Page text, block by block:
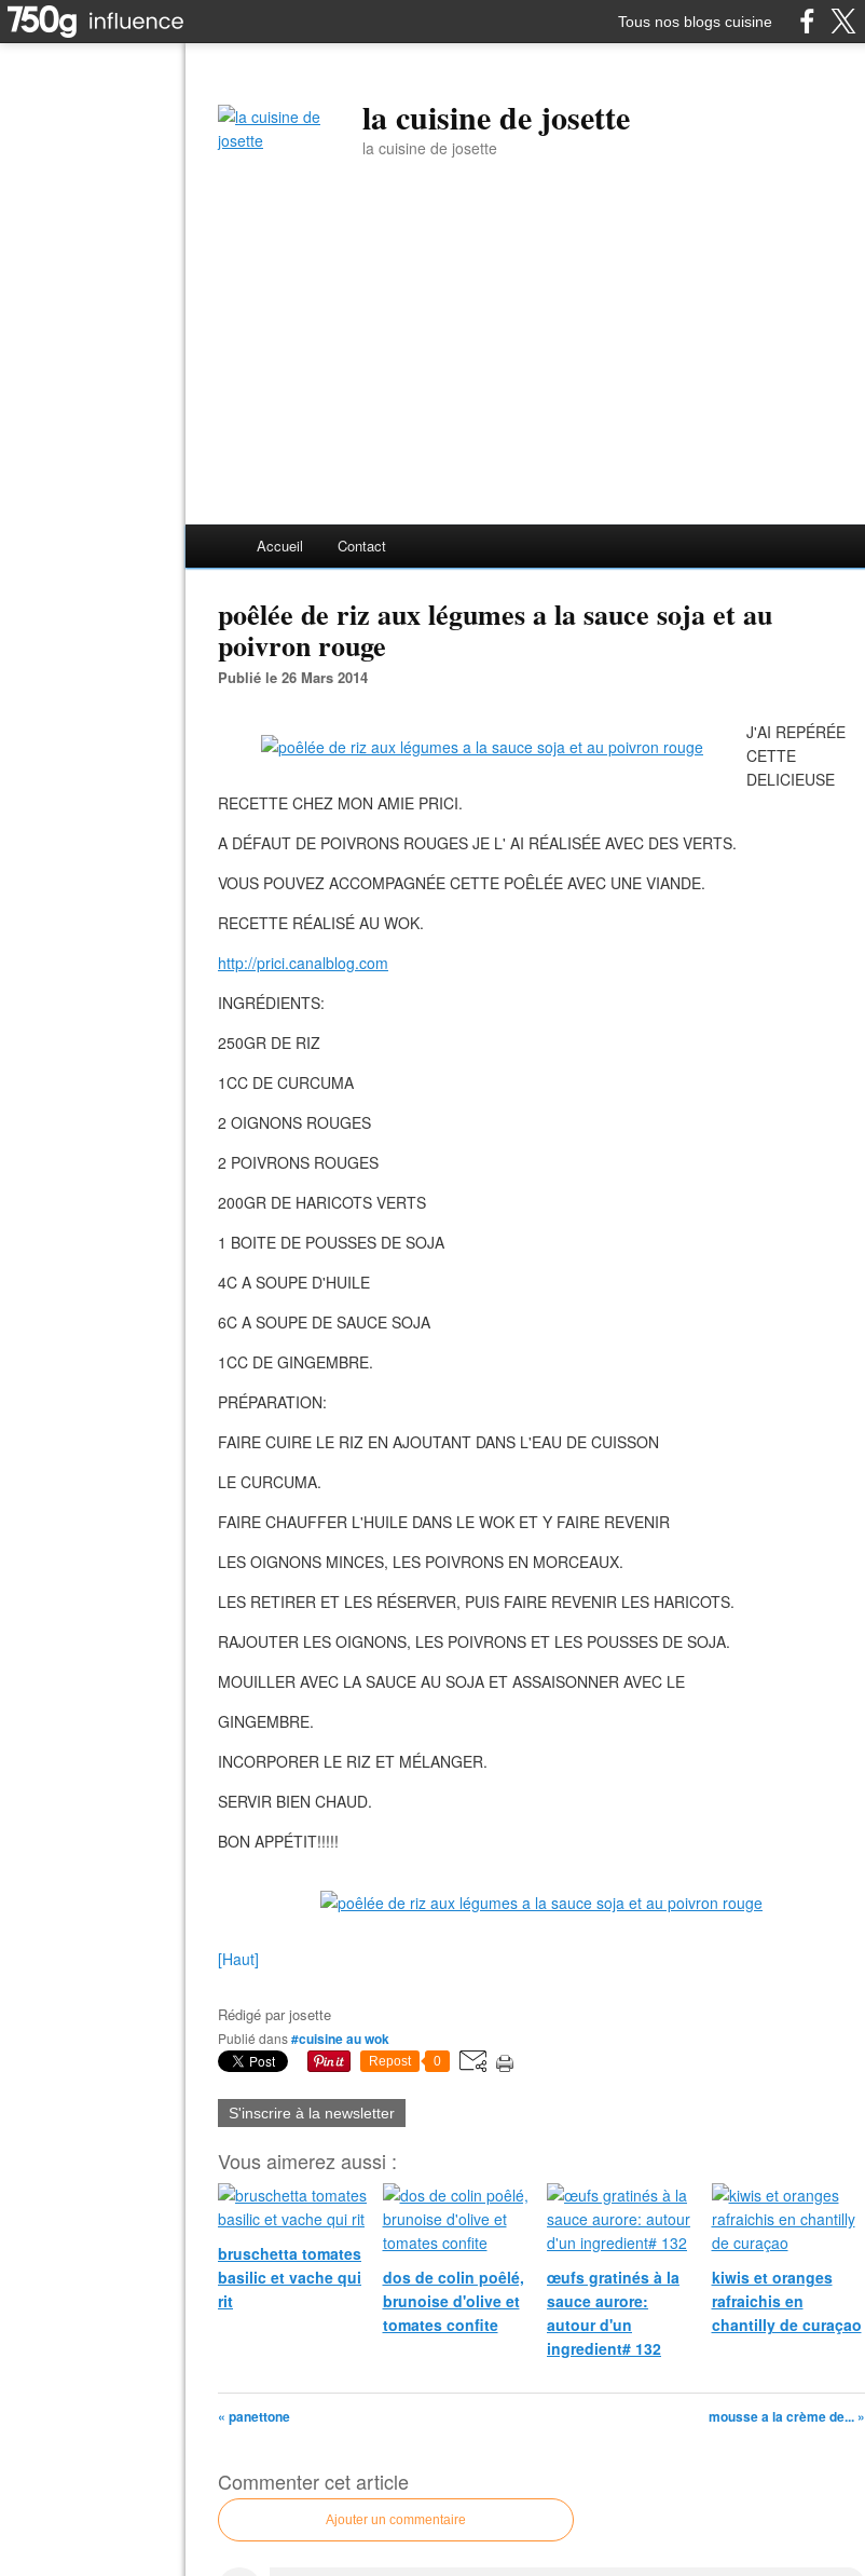
Tous nos blogs cuisine
la cuisine de josette
la cuisine de josette
Accueil Contact
poêlée de riz aux légumes a la sauce soja et au
poivron rouge
Publié le 26 Mars 2014
J'AI REPÉRÉE
CETTE
DELICIEUSE
RECETTE CHEZ MON AMIE PRICI.
A DÉFAUT DE POIVRONS ROUGES JE L' AI RÉALISÉE AVEC DES VERTS.
VOUS POUVEZ ACCOMPAGNÉE CETTE POÊLÉE AVEC UNE VIANDE.
RECETTE RÉALISÉ AU WOK.
http://prici.canalblog.com
INGRÉDIENTS:
250GR DE RIZ
1CC DE CURCUMA
2 OIGNONS ROUGES
2 POIVRONS ROUGES
200GR DE HARICOTS VERTS
1 BOITE DE POUSSES DE SOJA
4C A SOUPE D'HUILE
6C A SOUPE DE SAUCE SOJA
1CC DE GINGEMBRE.
PRÉPARATION:
FAIRE CUIRE LE RIZ EN AJOUTANT DANS L'EAU DE CUISSON
LE CURCUMA.
FAIRE CHAUFFER L'HUILE DANS LE WOK ET Y FAIRE REVENIR
LES OIGNONS MINCES, LES POIVRONS EN MORCEAUX.
LES RETIRER ET LES RÉSERVER, PUIS FAIRE REVENIR LES HARICOTS.
RAJOUTER LES OIGNONS, LES POIVRONS ET LES POUSSES DE SOJA.
MOUILLER AVEC LA SAUCE AU SOJA ET ASSAISONNER AVEC LE
GINGEMBRE.
INCORPORER LE RIZ ET MÉLANGER.
SERVIR BIEN CHAUD.
BON APPÉTIT!!!!!
[Haut]
Rédigé parjosette
Publié dans#cuisine au wok
Repost 0
S'inscrire à la newsletter
Vous aimerez aussi :
bruschetta tomates
basilic et vache qui
rit
dos de colin poêlé,
brunoise d'olive et
tomates confite
œufs gratinés à la
sauce aurore:
autour d'un
ingredient# 132
kiwis et oranges
rafraichis en
chantilly de curaçao
« panettone mousse a la crème de... »
Commenter cet article
Ajouter un commentaire